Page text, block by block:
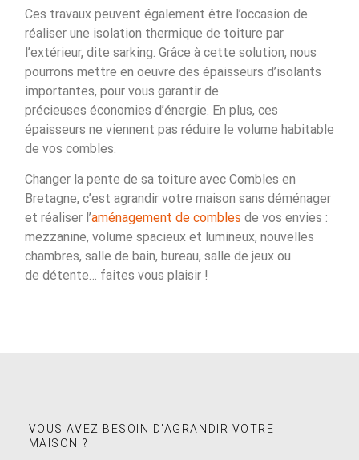
Ces travaux peuvent également être l’occasion de
réaliser une isolation thermique de toiture par
l’extérieur, dite sarking. Grâce à cette solution, nous
pourrons mettre en oeuvre des épaisseurs d’isolants
importantes, pour vous garantir de
précieuses économies d’énergie. En plus, ces
épaisseurs ne viennent pas réduire le volume habitable
de vos combles.
Changer la pente de sa toiture avec Combles en
Bretagne, c’est agrandir votre maison sans déménager
et réaliser l’aménagement de combles de vos envies :
mezzanine, volume spacieux et lumineux, nouvelles
chambres, salle de bain, bureau, salle de jeux ou
de détente… faites vous plaisir !
VOUS AVEZ BESOIN D'AGRANDIR VOTRE
MAISON ?